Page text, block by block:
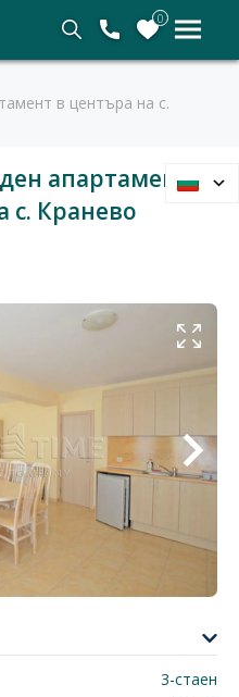
0
в центъра на с.
апартамент
с. Кранево
3-стаен